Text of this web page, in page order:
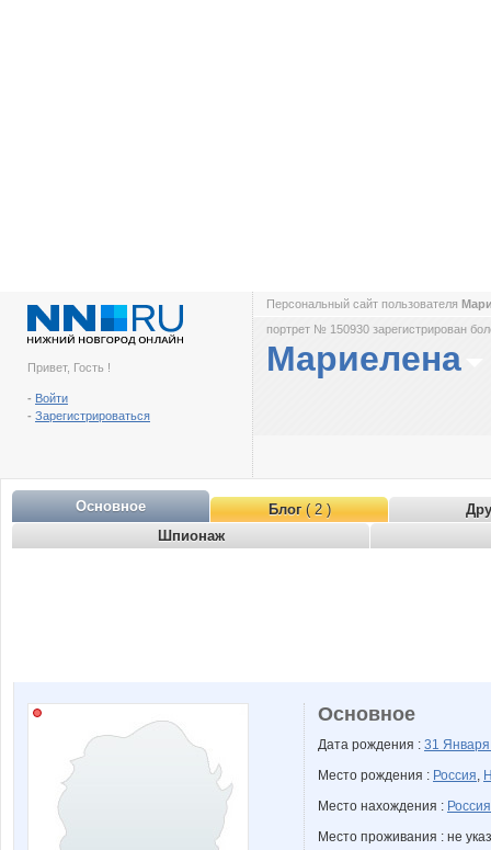
Привет, Гость !
- Войти
- Зарегистрироваться
Персональный сайт пользователя
портрет № 150930 зарегистрирован
Мариелена
Основное Блог( 2 )
Шпионаж
Основное
Дата рождения : 31
Место рождения : Россия,
Место нахождения : Россия
Место проживания : не